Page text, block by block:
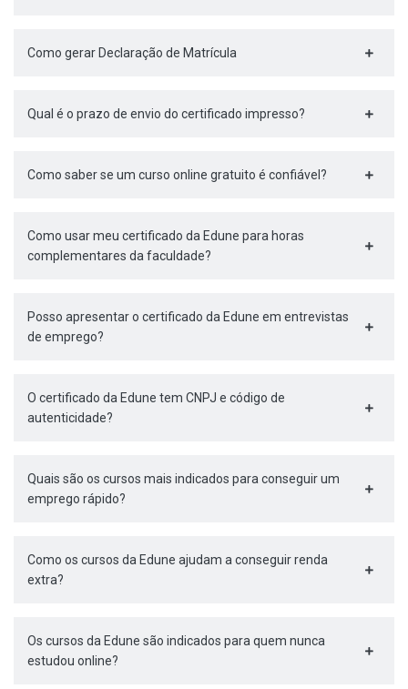
Como gerar Declaração de Matrícula
Qual é o prazo de envio do certificado impresso?
Como saber se um curso online gratuito é confiável?
Como usar meu certificado da Edune para horas
complementares da faculdade?
Posso apresentar o certificado da Edune em entrevistas
de emprego?
O certificado da Edune tem CNPJ e código de
autenticidade?
Quais são os cursos mais indicados para conseguir um
emprego rápido?
Como os cursos da Edune ajudam a conseguir renda
extra?
Os cursos da Edune são indicados para quem nunca
estudou online?